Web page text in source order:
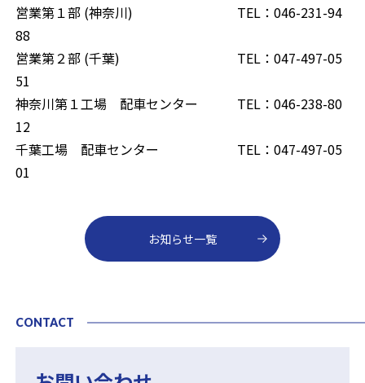
営業第１部 (神奈川) TEL：046-231-94
88
営業第２部 (千葉) TEL：047-497-05
51
神奈川第１工場 配車センター TEL：046-238-80
12
千葉工場 配車センター TEL：047-497-05
01
お知らせ一覧
CONTACT